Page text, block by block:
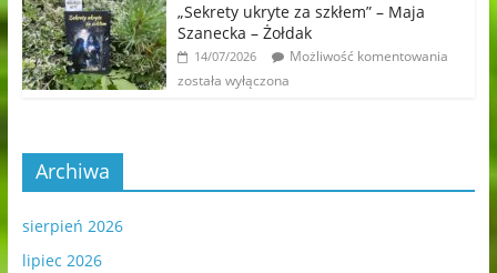
„Sekrety ukryte za szkłem” – Maja
Szanecka – Żołdak
14/07/2026
Możliwość komentowania
została wyłączona
Archiwa
sierpień 2026
lipiec 2026